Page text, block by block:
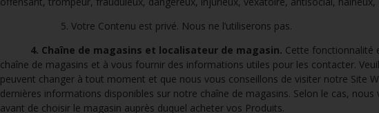
5. Votre Contenu est privé. Nous ne l’utiliserons pas.
4. Chaîne de magasins et localisateur de magasin. Cette fonctionnalité
chaîne de magasins et à vous fournir des informations utiles pour les contacter.
peuvent changer à tout moment et que nous vous conseillons de visiter notre Site
dernières informations disponibles sur notre chaîne de magasins. Selon le cas,
avant de choisir le magasin auprès duquel acheter vos Produits.